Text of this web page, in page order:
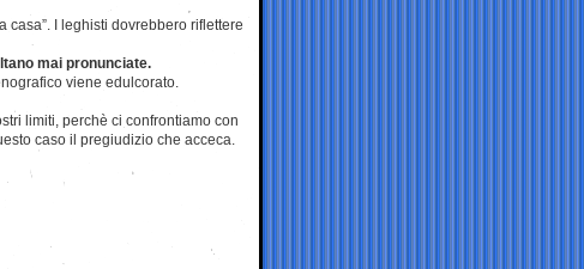
casa”. I leghisti dovrebbero riflettere
mai pronunciate.
viene edulcorato.
limiti, perchè ci confrontiamo con
caso il pregiudizio che acceca.